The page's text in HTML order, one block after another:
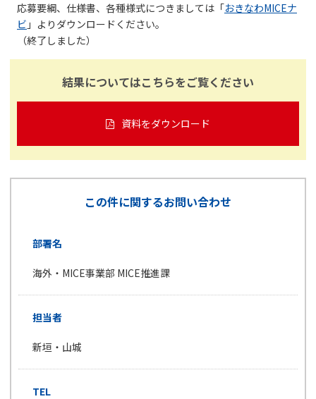
応募要綱、仕様書、各種様式につきましては「おきなわMICEナ
ビ 」よりダウンロードください。
（終了しました）
結果についてはこちらをご覧ください
資料をダウンロード
この件に関するお問い合わせ
部署名
海外・MICE事業部 MICE推進課
担当者
新垣・山城
TEL